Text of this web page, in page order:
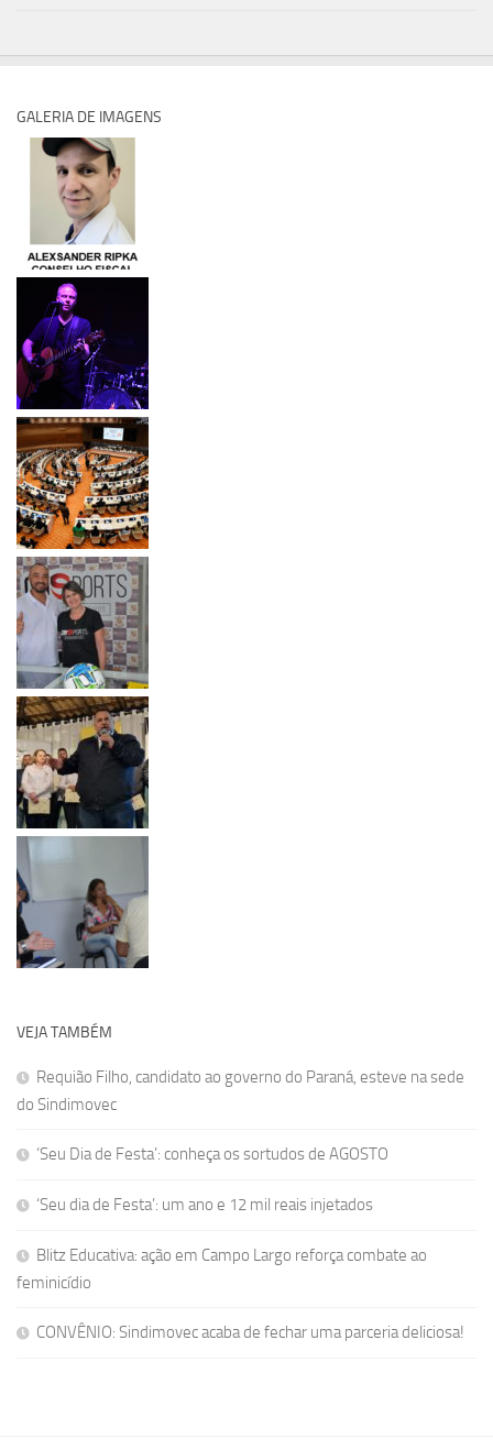
GALERIA DE IMAGENS
VEJA TAMBÉM
Requião Filho, candidato ao governo do Paraná, esteve na sede
do Sindimovec
‘Seu Dia de Festa’: conheça os sortudos de AGOSTO
‘Seu dia de Festa’: um ano e 12 mil reais injetados
Blitz Educativa: ação em Campo Largo reforça combate ao
feminicídio
CONVÊNIO: Sindimovec acaba de fechar uma parceria deliciosa!